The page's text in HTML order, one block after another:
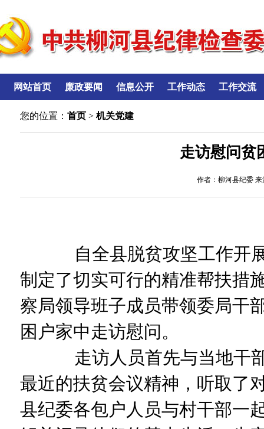
网站首页 廉政要闻 信息公开 工作动态 工作交流
您的位置：首页 >机关党建
走访慰问贫
作者：柳河县纪委 来
自全县脱贫攻坚工作开展
制定了切实可行的精准帮扶措
察局领导班子成员带领委局干
困户家中走访慰问。
走访人员首先与当地干部
最近的扶贫会议精神，听取了
县纪委各包户人员与村干部一